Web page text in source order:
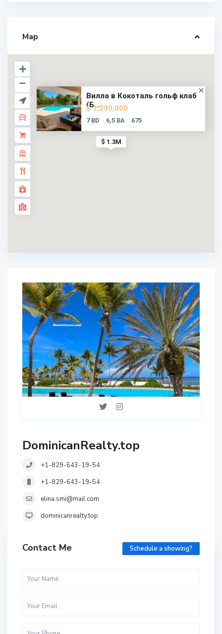
Map
$ 1.3M
Вилла в Кокоталь гольф клаб
(Б...
$ 1,290,000
7 BD 6,5 BA 675
DominicanRealty.top
+1-829-643-19-54
+1-829-643-19-54
elina.smi@mail.com
dominicanrealty.top
Contact Me Schedule a showing?